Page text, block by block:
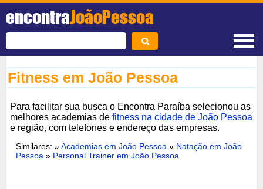
encontraJoãoPessoa
Fitness em João Pessoa
Para facilitar sua busca o Encontra Paraíba selecionou as
melhores academias defitness na cidade de João Pessoa
e região, com telefones e endereço das empresas.
Similares: »Academias em João Pessoa » Natação em João
Pessoa » Personal Trainer em João Pessoa